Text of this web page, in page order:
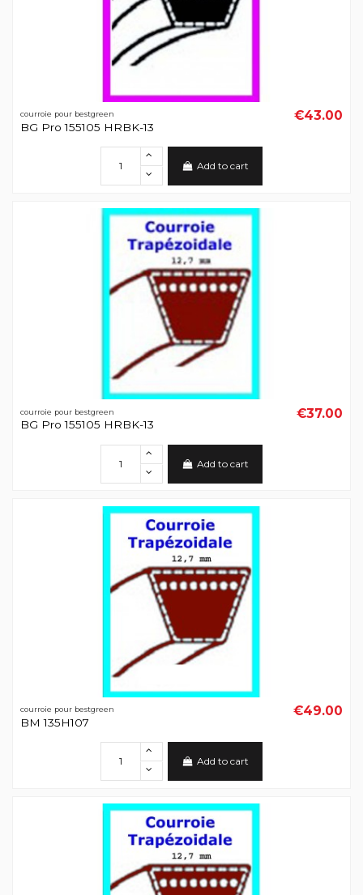
courroie pour bestgreen
BG Pro 155105 HRBK-13
€43.00
Add to cart
courroie pour bestgreen
BG Pro 155105 HRBK-13
€37.00
Add to cart
courroie pour bestgreen
BM 135H107
€49.00
Add to cart